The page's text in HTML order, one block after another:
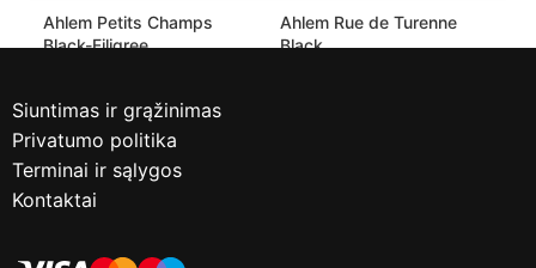
Ahlem Petits Champs
Black-Filigree
Ahlem Rue de Turenne
Black
Siuntimas ir grąžinimas
Privatumo politika
Terminai ir sąlygos
Kontaktai